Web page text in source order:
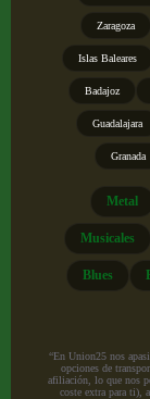
Zaragoza
Islas Baleares
Badajoz
Guadalajara
Granada
Metal
Musicales
Blues
“En Union25 nos
opciones de
afiliación, lo que nos
coste extra para ti),